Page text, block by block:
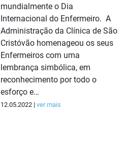
mundialmente o Dia
Internacional do Enfermeiro. A
Administração da Clínica de São
Cristóvão homenageou os seus
Enfermeiros com uma
lembrança simbólica, em
reconhecimento por todo o
esforço e…
12.05.2022 | ver mais